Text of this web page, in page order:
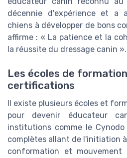
décennie d'expérience et a
chiens à développer de bons
affirme : « La patience et la
la réussite du dressage canin ».
Les écoles de
certifications
Il existe plusieurs écoles et
pour devenir éducateur
institutions comme le
complètes allant de l'initiation
conformation et mouvement